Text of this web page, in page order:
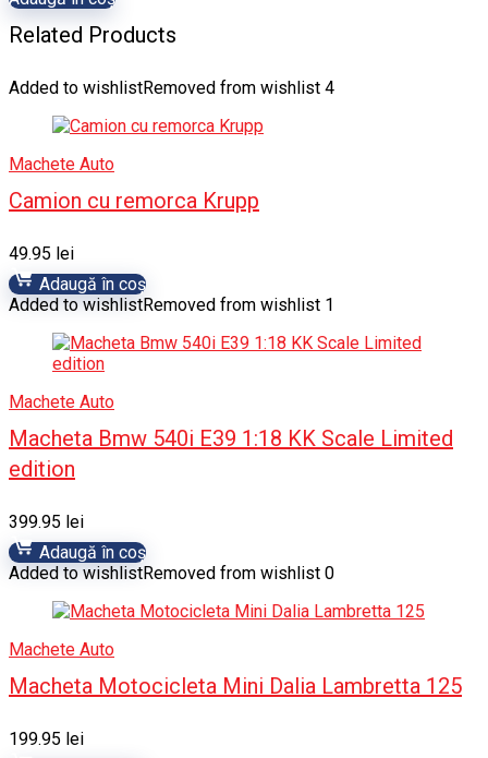
Related Products
Added to wishlistRemoved from wishlist 4
Machete Auto
Camion cu remorca Krupp
49.95 lei
Adaugă în coș
Added to wishlistRemoved from wishlist 1
Machete Auto
Macheta Bmw 540i E39 1:18 KK Scale Limited
edition
399.95 lei
Adaugă în coș
Added to wishlistRemoved from wishlist 0
Machete Auto
Macheta Motocicleta Mini Dalia Lambretta 125
199.95 lei